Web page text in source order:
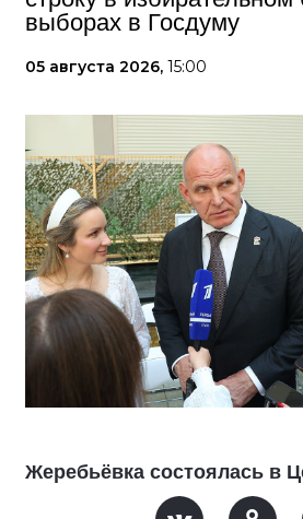
выборах в Госдуму
05 августа 2026, 15:00
Жеребьёвка состоялась в